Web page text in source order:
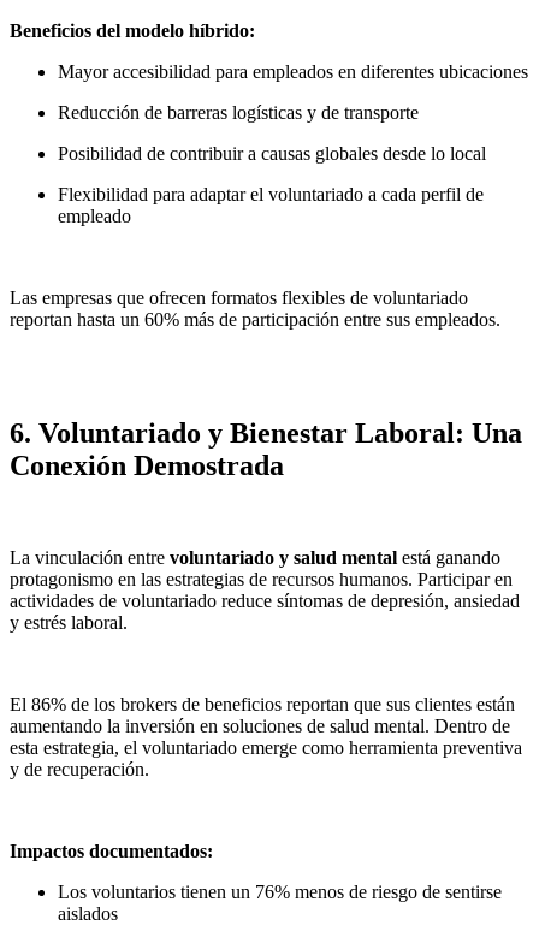
Beneficios del modelo híbrido:
Mayor accesibilidad para empleados en diferentes ubicaciones
Reducción de barreras logísticas y de transporte
Posibilidad de contribuir a causas globales desde lo local
Flexibilidad para adaptar el voluntariado a cada perfil de
empleado
Las empresas que ofrecen formatos flexibles de voluntariado
reportan hasta un 60% más de participación entre sus empleados.
6. Voluntariado y Bienestar Laboral: Una
Conexión Demostrada
La vinculación entre voluntariado y salud mental está ganando
protagonismo en las estrategias de recursos humanos. Participar en
actividades de voluntariado reduce síntomas de depresión, ansiedad
y estrés laboral.
El 86% de los brokers de beneficios reportan que sus clientes están
aumentando la inversión en soluciones de salud mental. Dentro de
esta estrategia, el voluntariado emerge como herramienta preventiva
y de recuperación.
Impactos documentados:
Los voluntarios tienen un 76% menos de riesgo de sentirse
aislados